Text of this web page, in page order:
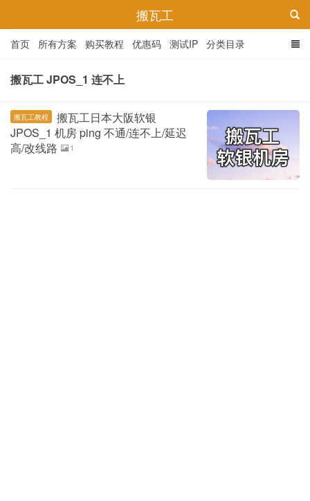
搬瓦工
首页 所有方案 购买教程 优惠码 测试IP 分类目录
搬瓦工 JPOS_1 连不上
搬瓦工教程
搬瓦工日本大阪软银
JPOS_1 机房 ping 不通/连不上/延迟
高/改线路
1